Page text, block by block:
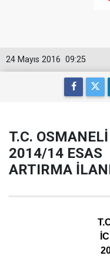
09:25
24 Mayıs 2016
T.C.
2014/14 ESAS
ARTIRMA